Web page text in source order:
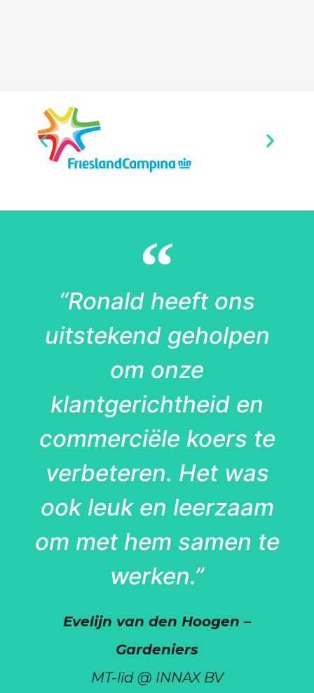
“Ronald heeft ons
uitstekend geholpen
om onze
klantgerichtheid en
commerciële koers te
verbeteren. Het was
ook leuk en leerzaam
om met hem samen te
werken.”
Evelijn van den Hoogen –
Gardeniers
MT-lid @ INNAX BV